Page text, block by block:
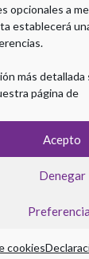
opcionales a
establecerá
más
página de
Acepto
Denegar
cookies